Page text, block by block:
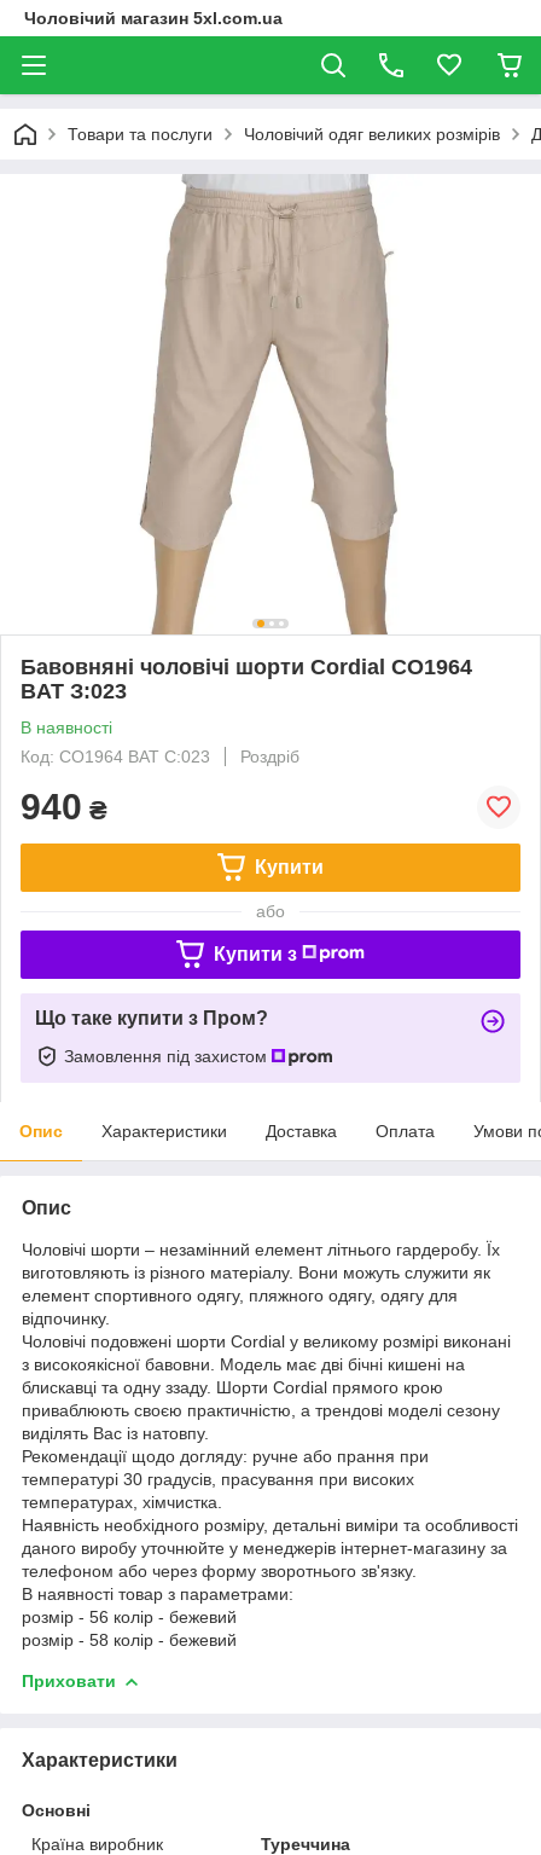
Чоловічий магазин 5xl.com.ua
Товари та послуги Чоловічий одяг великих розмірів
Бавовняні чоловічі шорти Cordial CO1964
BAT З:023
В наявності
Код: CO1964 BAT С:023
Роздріб
940 ₴
Купити
або
Купити з
Що таке купити з Пром?
Замовлення під захистом
Опис Характеристики Доставка Оплата Умови
Опис
Чоловічі шорти – незамінний елемент літнього гардеробу. Їх
виготовляють із різного матеріалу. Вони можуть служити як
елемент спортивного одягу, пляжного одягу, одягу для
відпочинку.
Чоловічі подовжені шорти Cordial у великому розмірі виконані
з високоякісної бавовни. Модель має дві бічні кишені на
блискавці та одну ззаду. Шорти Cordial прямого крою
приваблюють своєю практичністю, а трендові моделі сезону
виділять Вас із натовпу.
Рекомендації щодо догляду: ручне або прання при
температурі 30 градусів, прасування при високих
температурах, хімчистка.
Наявність необхідного розміру, детальні виміри та особливості
даного виробу уточнюйте у менеджерів інтернет-магазину за
телефоном або через форму зворотнього зв'язку.
В наявності товар з параметрами:
розмір - 56 колір - бежевий
розмір - 58 колір - бежевий
Приховати
Характеристики
Основні
Країна виробник
Туреччина